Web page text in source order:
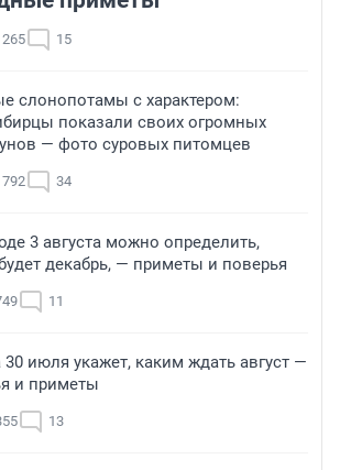
265 15
слонопотамы с характером:
показали своих огромных
— фото суровых питомцев
792 34
3 августа можно определить,
декабрь, — приметы и поверья
11
30 июля укажет, каким ждать август —
и приметы
13